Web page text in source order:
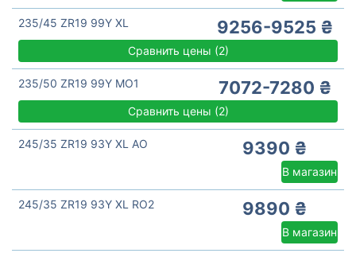
235/45 ZR19 99Y XL 9256-9525 ₴
Сравнить цены (2)
235/50 ZR19 99Y MO1 7072-7280 ₴
Сравнить цены (2)
245/35 ZR19 93Y XL AO 9390 ₴
В магазин
245/35 ZR19 93Y XL RO2 9890 ₴
В магазин